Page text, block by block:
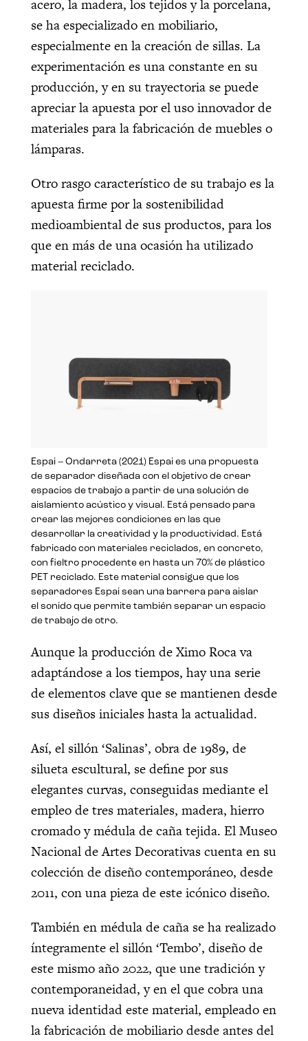
acero, la madera, los tejidos y la porcelana,
se ha especializado en mobiliario,
especialmente en la creación de sillas. La
experimentación es una constante en su
producción, y en su trayectoria se puede
apreciar la apuesta por el uso innovador de
materiales para la fabricación de muebles o
lámparas.
Otro rasgo característico de su trabajo es la
apuesta firme por la sostenibilidad
medioambiental de sus productos, para los
que en más de una ocasión ha utilizado
material reciclado.
Espai – Ondarreta (2021) Espai es una propuesta
de separador diseñada con el objetivo de crear
espacios de trabajo a partir de una solución de
aislamiento acústico y visual. Está pensado para
crear las mejores condiciones en las que
desarrollar la creatividad y la productividad. Está
fabricado con materiales reciclados, en concreto,
con fieltro procedente en hasta un 70% de plástico
PET reciclado. Este material consigue que los
separadores Espai sean una barrera para aislar
el sonido que permite también separar un espacio
de trabajo de otro.
Aunque la producción de Ximo Roca va
adaptándose a los tiempos, hay una serie
de elementos clave que se mantienen desde
sus diseños iniciales hasta la actualidad.
Así, el sillón ‘Salinas’, obra de 1989, de
silueta escultural, se define por sus
elegantes curvas, conseguidas mediante el
empleo de tres materiales, madera, hierro
cromado y médula de caña tejida. El Museo
Nacional de Artes Decorativas cuenta en su
colección de diseño contemporáneo, desde
2011, con una pieza de este icónico diseño.
También en médula de caña se ha realizado
íntegramente el sillón ‘Tembo’, diseño de
este mismo año 2022, que une tradición y
contemporaneidad, y en el que cobra una
nueva identidad este material, empleado en
la fabricación de mobiliario desde antes del